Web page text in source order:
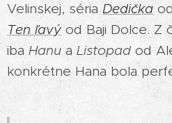
Velinskej, séria Dedička
Ten ľavý od Baji Dolce. Z
iba Hanu a Listopad od
konkrétne Hana bola